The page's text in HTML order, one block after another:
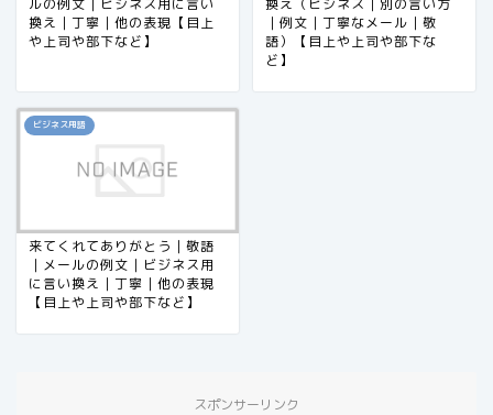
ルの例文｜ビジネス用に言い
換え｜丁寧｜他の表現【目上
や上司や部下など】
換え（ビジネス｜別の言い方
｜例文｜丁寧なメール｜敬
語）【目上や上司や部下な
ど】
ビジネス用語
来てくれてありがとう｜敬語
｜メールの例文｜ビジネス用
に言い換え｜丁寧｜他の表現
【目上や上司や部下など】
スポンサーリンク